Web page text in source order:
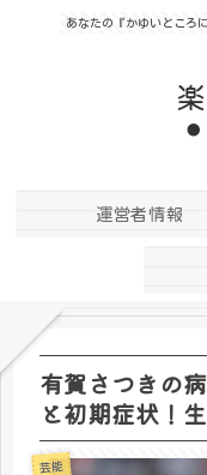
あなたの『かゆいところ
運営者情報
有賀さつきの
と初期症状！
芸能